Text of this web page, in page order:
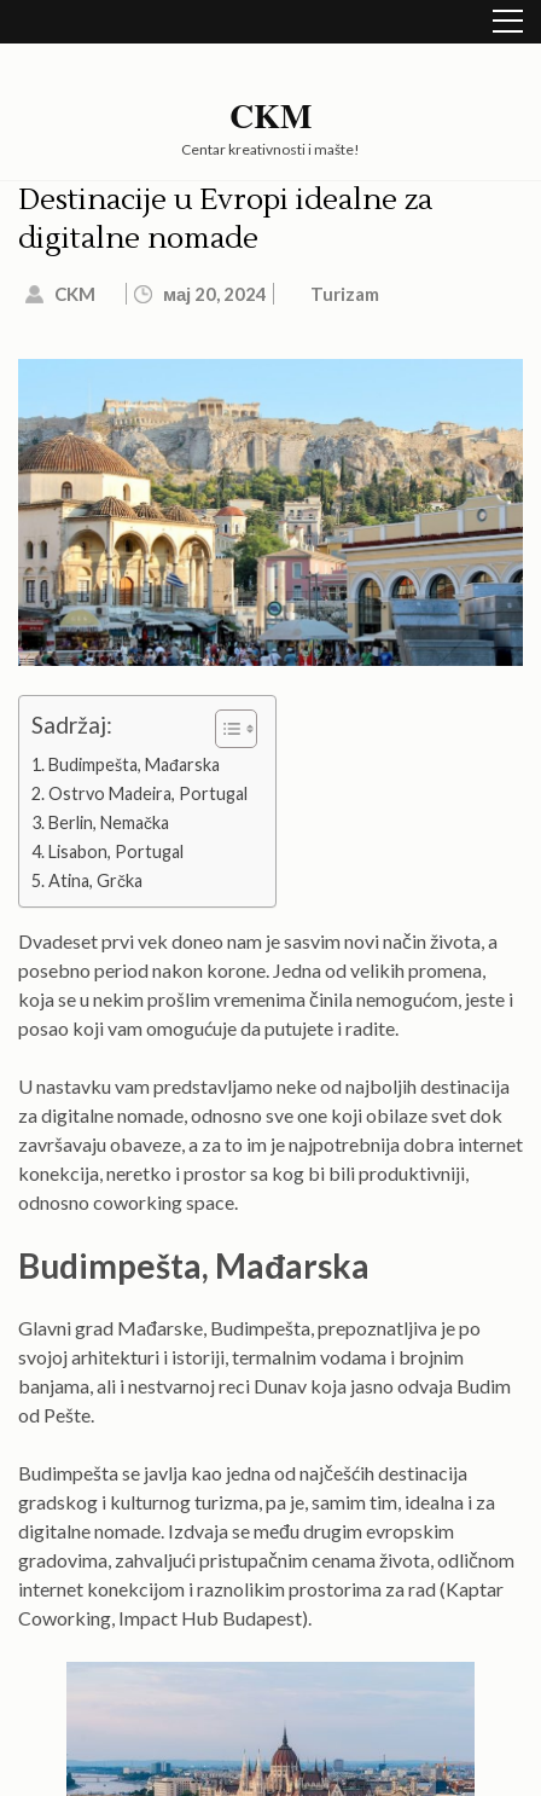
to
CKM
Centar kreativnosti i mašte!
Destinacije u Evropi idealne za
digitalne nomade
CKM мај 20, 2024 Turizam
Sadržaj:
Budimpešta, Mađarska
Ostrvo Madeira, Portugal
Berlin, Nemačka
Lisabon, Portugal
Atina, Grčka
Dvadeset prvi vek doneo nam je sasvim novi način života, a
posebno period nakon korone. Jedna od velikih promena,
koja se u nekim prošlim vremenima činila nemogućom, jeste i
posao koji vam omogućuje da putujete i radite.
U nastavku vam predstavljamo neke od najboljih destinacija
za digitalne nomade, odnosno sve one koji obilaze svet dok
završavaju obaveze, a za to im je najpotrebnija dobra internet
konekcija, neretko i prostor sa kog bi bili produktivniji,
odnosno coworking space.
Budimpešta, Mađarska
Glavni grad Mađarske, Budimpešta, prepoznatljiva je po
svojoj arhitekturi i istoriji, termalnim vodama i brojnim
banjama, ali i nestvarnoj reci Dunav koja jasno odvaja Budim
od Pešte.
Budimpešta se javlja kao jedna od najčešćih destinacija
gradskog i kulturnog turizma, pa je, samim tim, idealna i za
digitalne nomade. Izdvaja se među drugim evropskim
gradovima, zahvaljući pristupačnim cenama života, odličnom
internet konekcijom i raznolikim prostorima za rad (Kaptar
Coworking, Impact Hub Budapest).